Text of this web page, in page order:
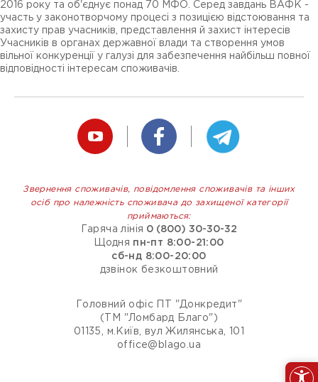
2016 року та об'єднує понад 70 МФО. Серед завдань ВАФК -
участь у законотворчому процесі з позицією відстоювання та
захисту прав учасників, представлення й захист інтересів
Учасників в органах державної влади та створення умов
вільної конкуренції у галузі для забезпечення найбільш повної
відповідності інтересам споживачів.
Звернення споживачів, повідомлення споживачів та інших
осіб про належність споживача до захищеної категорії
приймаються:
Гаряча лінія 0 (800) 30-30-32
Щодня пн-пт 8:00-21:00
сб-нд 8:00-20:00
дзвінок безкоштовний
Головний офіс ПТ "Донкредит"
(ТМ "Ломбард Благо")
01135, м.Київ, вул Жилянська, 101
office@blago.ua